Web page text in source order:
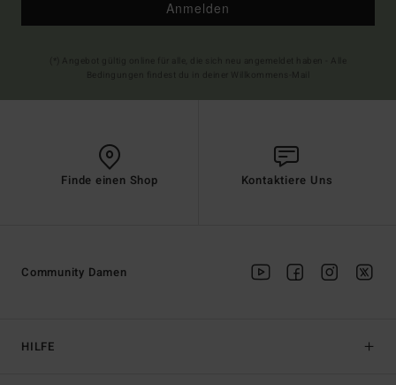
Anmelden
Finde einen Shop Kontaktiere Uns
HILFE
Community Damen